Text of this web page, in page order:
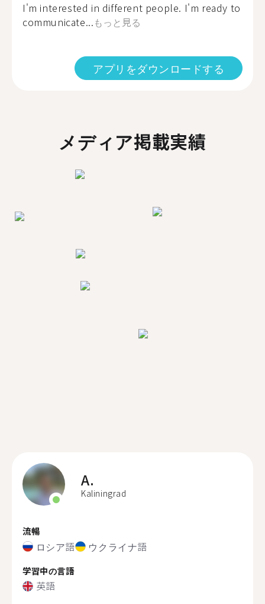
I'm interested in different people. I'm ready to
communicate...もっと見る
アプリをダウンロードする
メディア掲載実績
A.
Kaliningrad
流暢
ロシア語 ウクライナ語
学習中の言語
英語